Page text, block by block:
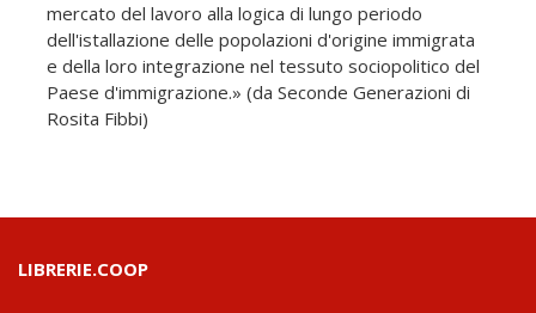
mercato del lavoro alla logica di lungo periodo
dell'istallazione delle popolazioni d'origine immigrata
e della loro integrazione nel tessuto sociopolitico del
Paese d'immigrazione.» (da Seconde Generazioni di
Rosita Fibbi)
LIBRERIE.COOP